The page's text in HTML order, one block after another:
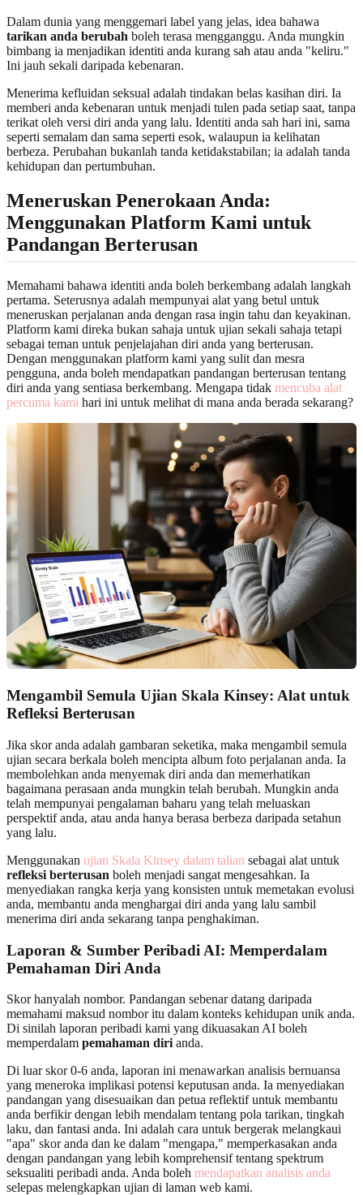
Dalam dunia yang menggemari label yang jelas, idea bahawa
tarikan anda berubah boleh terasa mengganggu. Anda mungkin
bimbang ia menjadikan identiti anda kurang sah atau anda "keliru."
Ini jauh sekali daripada kebenaran.
Menerima kefluidan seksual adalah tindakan belas kasihan diri. Ia
memberi anda kebenaran untuk menjadi tulen pada setiap saat, tanpa
terikat oleh versi diri anda yang lalu. Identiti anda sah hari ini, sama
seperti semalam dan sama seperti esok, walaupun ia kelihatan
berbeza. Perubahan bukanlah tanda ketidakstabilan; ia adalah tanda
kehidupan dan pertumbuhan.
Meneruskan Penerokaan Anda:
Menggunakan Platform Kami untuk
Pandangan Berterusan
Memahami bahawa identiti anda boleh berkembang adalah langkah
pertama. Seterusnya adalah mempunyai alat yang betul untuk
meneruskan perjalanan anda dengan rasa ingin tahu dan keyakinan.
Platform kami direka bukan sahaja untuk ujian sekali sahaja tetapi
sebagai teman untuk penjelajahan diri anda yang berterusan.
Dengan menggunakan platform kami yang sulit dan mesra
pengguna, anda boleh mendapatkan pandangan berterusan tentang
diri anda yang sentiasa berkembang. Mengapa tidak mencuba alat
percuma kami hari ini untuk melihat di mana anda berada sekarang?
Mengambil Semula Ujian Skala Kinsey: Alat untuk
Refleksi Berterusan
Jika skor anda adalah gambaran seketika, maka mengambil semula
ujian secara berkala boleh mencipta album foto perjalanan anda. Ia
membolehkan anda menyemak diri anda dan memerhatikan
bagaimana perasaan anda mungkin telah berubah. Mungkin anda
telah mempunyai pengalaman baharu yang telah meluaskan
perspektif anda, atau anda hanya berasa berbeza daripada setahun
yang lalu.
Menggunakan ujian Skala Kinsey dalam talian sebagai alat untuk
refleksi berterusan boleh menjadi sangat mengesahkan. Ia
menyediakan rangka kerja yang konsisten untuk memetakan evolusi
anda, membantu anda menghargai diri anda yang lalu sambil
menerima diri anda sekarang tanpa penghakiman.
Laporan & Sumber Peribadi AI: Memperdalam
Pemahaman Diri Anda
Skor hanyalah nombor. Pandangan sebenar datang daripada
memahami maksud nombor itu dalam konteks kehidupan unik anda.
Di sinilah laporan peribadi kami yang dikuasakan AI boleh
memperdalam pemahaman dirianda.
Di luar skor 0-6 anda, laporan ini menawarkan analisis bernuansa
yang meneroka implikasi potensi keputusan anda. Ia menyediakan
pandangan yang disesuaikan dan petua reflektif untuk membantu
anda berfikir dengan lebih mendalam tentang pola tarikan, tingkah
laku, dan fantasi anda. Ini adalah cara untuk bergerak melangkaui
"apa" skor anda dan ke dalam "mengapa," memperkasakan anda
dengan pandangan yang lebih komprehensif tentang spektrum
seksualiti peribadi anda. Anda boleh mendapatkan analisis anda
selepas melengkapkan ujian di laman web kami.